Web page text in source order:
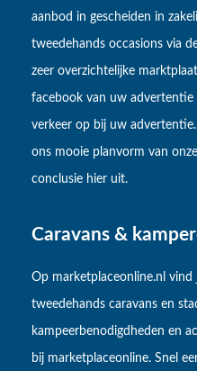
aanbod in gescheiden in
tweedehands occasions via
zeer overzichtelijke
facebook van uw
verkeer op bij uw
ons mooie planvorm van
conclusie hier uit.
Caravans &
Op marketplaceonline.nl vind
tweedehands caravans en
kampeerbenodigdheden en
bij marketplaceonline. Snel